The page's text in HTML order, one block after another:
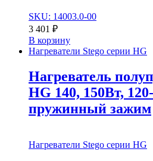
SKU: 14003.0-00
3 401 ₽
В корзину
Нагреватели Stego серии HG
Нагреватель
HG 140, 150Вт,
пружинный зажим
Нагреватели Stego серии HG